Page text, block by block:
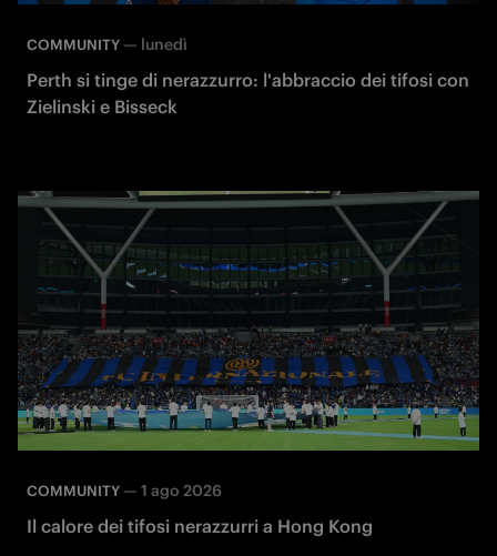
COMMUNITY — lunedì
Perth si tinge di nerazzurro: l'abbraccio dei tifosi con
Zielinski e Bisseck
COMMUNITY — 1 ago 2026
Il calore dei tifosi nerazzurri a Hong Kong